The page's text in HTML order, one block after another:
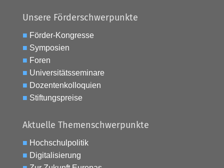
Unsere Förderschwerpunkte
■ Förder-Kongresse
■ Symposien
■ Foren
■ Universitätsseminare
■ Dozentenkolloquien
■ Stiftungspreise
Aktuelle Themenschwerpunkte
■ Hochschulpolitik
■ Digitalisierung